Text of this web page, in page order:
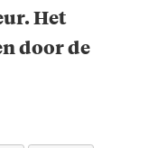
Het
door de